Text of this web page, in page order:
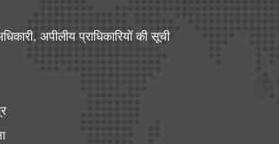
अपीलीय प्राधिकारियों की सूची